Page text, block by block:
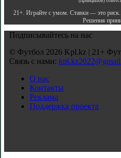
21+. Играйте с умом. Ставки — это риск.
Решения
Подписывайтесь на нас
© Футбол 2026 Kpl.kz | 21+
Связь с нами:
О нас
Контакты
Реклама
Поддержка проекта